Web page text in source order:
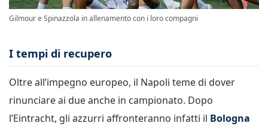
Gilmour e Spinazzola in allenamento con i loro compagni
I tempi di recupero
Oltre all’impegno europeo, il Napoli teme di dover
rinunciare ai due anche in campionato. Dopo
l’Eintracht, gli azzurri affronteranno infatti il Bologna